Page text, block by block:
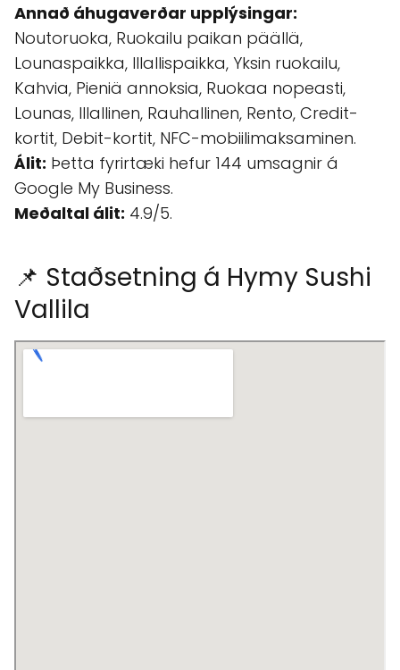
Annað áhugaverðar upplýsingar:
Noutoruoka, Ruokailu paikan päällä,
Lounaspaikka, Illallispaikka, Yksin ruokailu,
Kahvia, Pieniä annoksia, Ruokaa nopeasti,
Lounas, Illallinen, Rauhallinen, Rento, Credit-
kortit, Debit-kortit, NFC-mobiilimaksaminen.
Álit: Þetta fyrirtæki hefur 144 umsagnir á
Google My Business.
Meðaltal álit: 4.9/5.
📌 Staðsetning á Hymy Sushi
Vallila